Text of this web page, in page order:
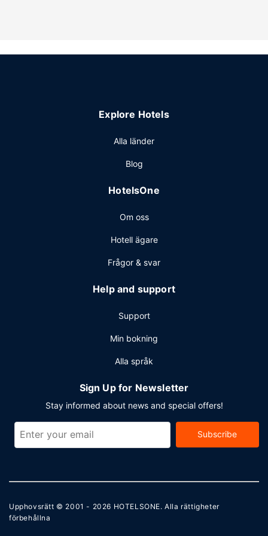
Avgiftsfri parkering erbjuds på plats.
Explore Hotels
Alla länder
Blog
HotelsOne
Om oss
Hotell ägare
Frågor & svar
Help and support
Support
Min bokning
Alla språk
Sign Up for Newsletter
Stay informed about news and special offers!
Subscribe
Upphovsrätt © 2001 - 2026 HOTELSONE. Alla rättigheter
förbehållna